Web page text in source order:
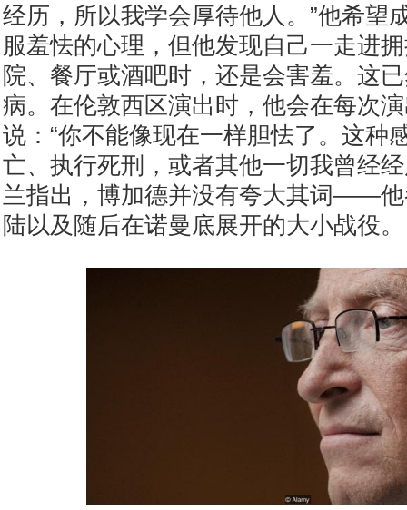
经历，所以我学会厚待他人。”他希望
服羞怯的心理，但他发现自己一走进
院、餐厅或酒吧时，还是会害羞。这
病。在伦敦西区演出时，他会在每次
说：“你不能像现在一样胆怯了。这种
亡、执行死刑，或者其他一切我曾经
兰指出，博加德并没有夸大其词——
陆以及随后在诺曼底展开的大小战役。